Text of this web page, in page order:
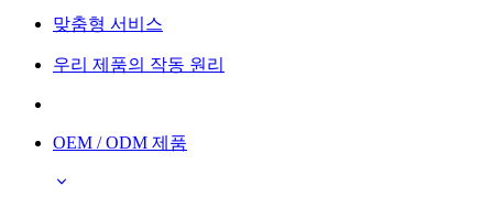
맞춤형 서비스
우리 제품의 작동 원리
OEM / ODM 제품